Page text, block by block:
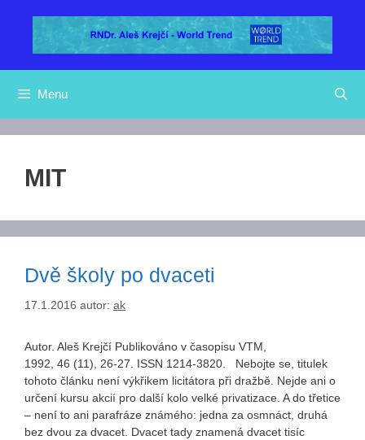
Menu
MIT
Dvě školy po dvaceti
17.1.2016 autor: ak
Autor. Aleš Krejčí Publikováno v časopisu VTM,
1992, 46 (11), 26-27. ISSN 1214-3820. Nebojte se, titulek
tohoto článku není výkřikem licitátora při dražbě. Nejde ani o
určení kursu akcií pro další kolo velké privatizace. A do třetice
– není to ani parafráze známého: jedna za osmnáct, druhá
bez dvou za dvacet. Dvacet tady znamená dvacet tisíc